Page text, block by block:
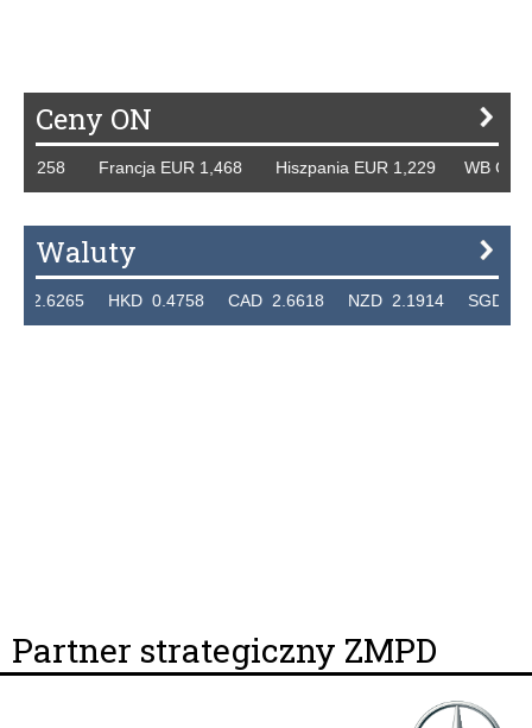
Ceny ON
Francja EUR 1,468 Hiszpania EUR 1,229 WB GBP
Waluty
HKD 0.4758 CAD 2.6618 NZD 2.1914 SGD
Partner strategiczny ZMPD